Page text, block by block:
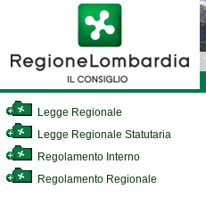
Legge Regionale
Legge Regionale Statutaria
Regolamento Interno
Regolamento Regionale